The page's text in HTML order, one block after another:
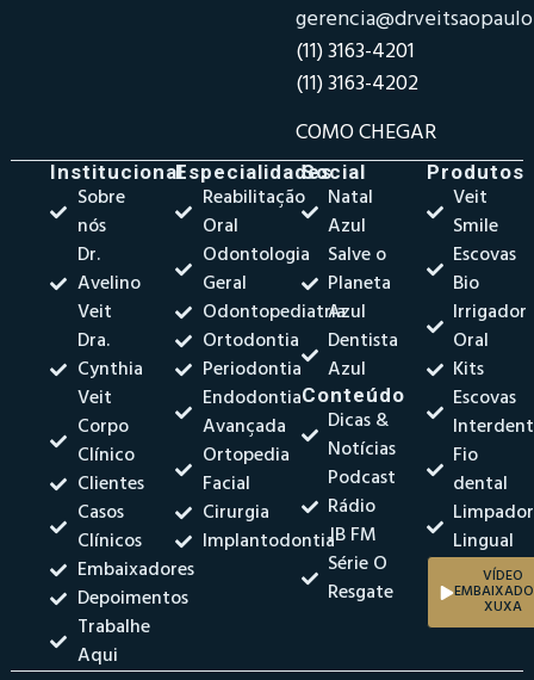
(11) 3163-4201
(11) 3163-4202
COMO CHEGAR
Institucional
Sobre
nós
Dr.
Avelino
Veit
Dra.
Cynthia
Veit
Corpo
Clínico
Clientes
Casos
Clínicos
Embaixadores
Depoimentos
Trabalhe
Aqui
Especialidades
Reabilitação
Oral
Odontologia
Geral
Odontopediatria
Ortodontia
Periodontia
Endodontia
Avançada
Ortopedia
Facial
Cirurgia
Implantodontia
Social
Natal
Azul
Salve o
Planeta
Azul
Dentista
Azul
Conteúdo
Dicas &
Notícias
Podcast
Rádio
JB FM
Série O
Resgate
Produtos
Veit
Smile
Escovas
Bio
Irrigador
Oral
Kits
Escovas
Fio
dental
Limpador
Lingual
VÍDEO
XUXA